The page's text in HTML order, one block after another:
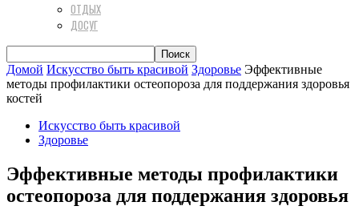
ОТДЫХ
ДОСУГ
Домой Искусство быть красивой Здоровье Эффективные
методы профилактики остеопороза для поддержания здоровья
костей
Искусство быть красивой
Здоровье
Эффективные методы профилактики
остеопороза для поддержания здоровья